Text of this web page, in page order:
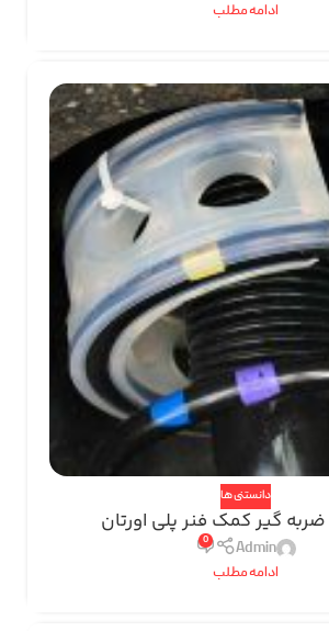
ادامه مطلب
دانستنی ها
گیر کمک فنر پلی اورتان
Admin
0
ادامه مطلب